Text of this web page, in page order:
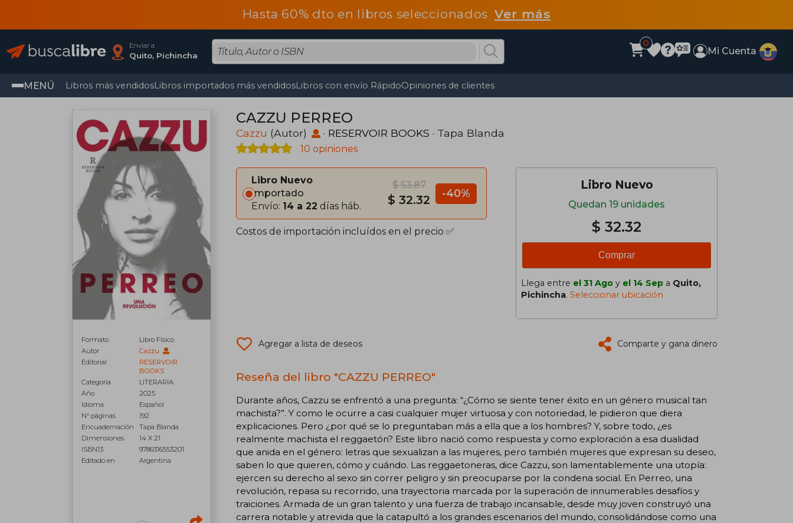
Hasta 60% dto en libros seleccionadosVer más
Enviar a
Quito, Pichincha
0
Mi Cuenta
MENÚ Libros más vendidosLibros importados más vendidosLibros con envío RápidoOpiniones de clientes
Formato
Libro Físico
Autor
Cazzu
Editorial
RESERVOIR
BOOKS
Categoría
LITERARIA
Año
2025
Idioma
Español
N° páginas
192
Encuadernación
Tapa Blanda
Dimensiones
14 X 21
ISBN13
9786316553201
Editado en
Argentina
CAZZU PERREO
Cazzu (Autor) · RESERVOIR BOOKS · Tapa Blanda
10 opiniones
Libro Nuevo
Importado
Envío: 14 a 22 días háb.
$ 53.87
$ 32.32 -40%
Costos de importación incluídos en el precio ✅
Libro Nuevo
Quedan 19 unidades
$ 32.32
Comprar
Llega entre el 31 Ago y el 14 Sep a Quito,
Pichincha. Seleccionar ubicación
Agregar a lista de deseos Comparte y gana dinero
Reseña del libro "CAZZU PERREO"
Durante años, Cazzu se enfrentó a una pregunta: “¿Cómo se siente tener éxito en un género musical tan
machista?”. Y como le ocurre a casi cualquier mujer virtuosa y con notoriedad, le pidieron que diera
explicaciones. Pero ¿por qué se lo preguntaban más a ella que a los hombres? Y, sobre todo, ¿es
realmente machista el reggaetón? Este libro nació como respuesta y como exploración a esa dualidad
que anida en el género: letras que sexualizan a las mujeres, pero también mujeres que expresan su deseo,
saben lo que quieren, cómo y cuándo. Las reggaetoneras, dice Cazzu, son lamentablemente una utopía:
ejercen su derecho al sexo sin correr peligro y sin preocuparse por la condena social. En Perreo, una
revolución, repasa su recorrido, una trayectoria marcada por la superación de innumerables desafíos y
traiciones. Armada de un gran talento y una fuerza de trabajo incansable, desde muy joven construyó una
carrera notable y atrevida que la catapultó a los grandes escenarios del mundo, consolidándose como una